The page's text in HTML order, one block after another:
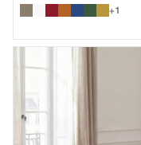
+1